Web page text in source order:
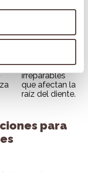
alcanzan la
causar
no
Grietas
irreparables
que afectan la
raíz del diente.
para